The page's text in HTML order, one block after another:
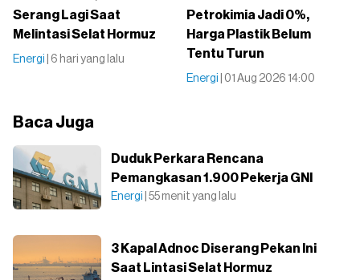
Serang Lagi Saat
Melintasi Selat Hormuz
Energi | 6 hari yang lalu
Petrokimia Jadi 0%,
Harga Plastik Belum
Tentu Turun
Energi | 01 Aug 2026 14:00
Baca Juga
Duduk Perkara Rencana
Pemangkasan 1.900 Pekerja GNI
Energi | 55 menit yang lalu
3 Kapal Adnoc Diserang Pekan Ini
Saat Lintasi Selat Hormuz